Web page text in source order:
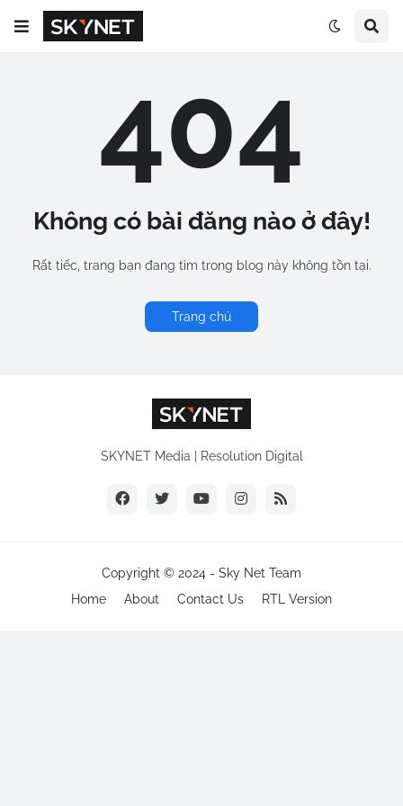
404
Không có bài đăng nào ở đây!
Rất tiếc, trang bạn đang tìm trong blog này không tồn tại.
Trang chủ
SKYNET Media | Resolution Digital
Copyright © 2024 - Sky Net Team
Home
About Contact Us RTL Version